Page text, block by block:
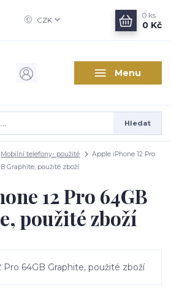
Menu
CZK
Hledat
0 ks
0 Kč
Mobilní telefony- použité
Apple iPhone 12 Pro
Graphite, použité zboží
12 Pro 64GB
použité zboží